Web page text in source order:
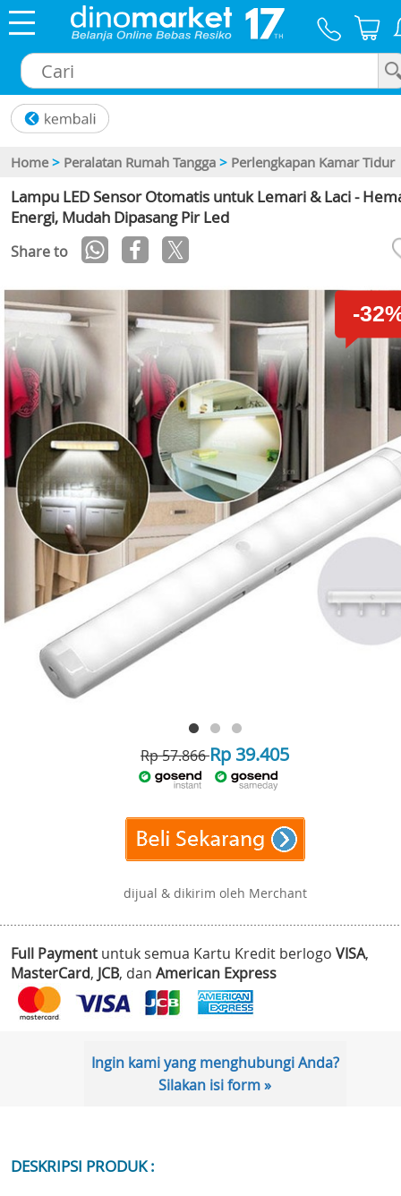
Home > Peralatan Rumah Tangga > Perlengkapan Kamar Tidur
Lampu LED Sensor Otomatis untuk Lemari & Laci -
Energi, Mudah Dipasang Pir Led
Share to
-
Rp 57.866Rp 39.405
dijual & dikirim oleh Merchant
Full Payment untuk semua Kartu Kredit berlogo VISA,
MasterCard, JCB, dan American Express
Ingin kami yang menghubungi Anda?
Silakan isi form »
DESKRIPSI PRODUK :